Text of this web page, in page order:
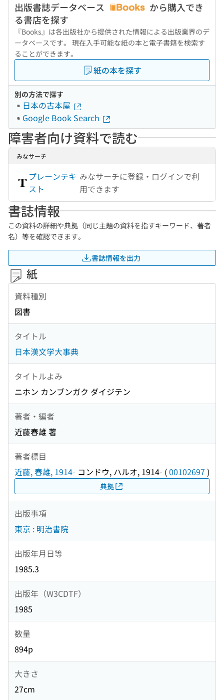
出版書誌データベース
から購入でき
る書店を探す
『Books』は各出版社から提供された情報による出版業界のデ
ータベースです。 現在入手可能な紙の本と電子書籍を検索す
ることができます。
紙の本を探す
別の方法で探す
日本の古本屋
Google Book Search
障害者向け資料で読む
みなサーチ
プレーンテキ
スト
みなサーチに登録・ログインで利
用できます
書誌情報
この資料の詳細や典拠（同じ主題の資料を指すキーワード、著者
名）等を確認できます。
書誌情報を出力
紙
資料種別
図書
タイトル
日本漢文学大事典
タイトルよみ
ニホン カンブンガク ダイジテン
著者・編者
近藤春雄 著
著者標目
近藤, 春雄, 1914- コンドウ, ハルオ, 1914- (00102697 )
典拠
出版事項
東京 : 明治書院
出版年月日等
1985.3
出版年（W3CDTF）
1985
数量
894p
大きさ
27cm